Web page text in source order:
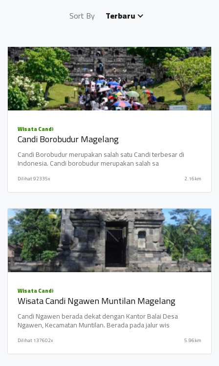
Sort By Terbaru
Wisata Candi
Candi Borobudur Magelang
Candi Borobudur merupakan salah satu Candi terbesar di
Indonesia. Candi borobudur merupakan salah sa
Dilihat92335x 2.16km
Wisata Candi
Wisata Candi Ngawen Muntilan Magelang
Candi Ngawen berada dekat dengan Kantor Balai Desa
Ngawen, Kecamatan Muntilan. Berada pada jalur wis
Dilihat137602x 5.96km